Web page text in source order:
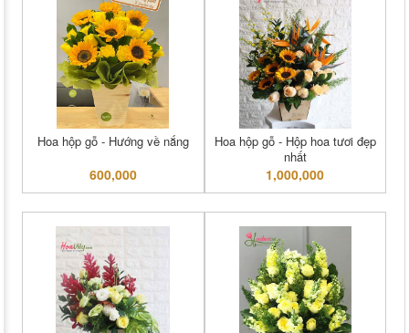
Hoa hộp gỗ - Hướng về nắng
600,000
Hoa hộp gỗ - Hộp hoa tươi đẹp
nhất
1,000,000